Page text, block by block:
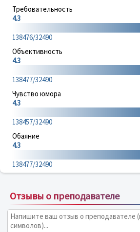
Требовательность
4.3
138476/32490
Объективность
4.3
138477/32490
Чувство юмора
4.3
138457/32490
Обаяние
4.3
138477/32490
Отзывы о преподавателе